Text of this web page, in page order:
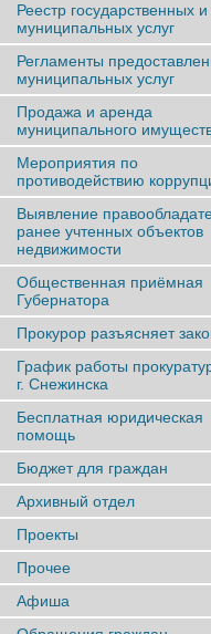
Реестр государственных и
муниципальных услуг
Регламенты
муниципальных услуг
Продажа и аренда
муниципального
Мероприятия по
противодействию
Выявление
ранее учтенныx объектов
недвижимости
Общественная приёмная
Губернатора
Прокурор разъясняет
График работы
г. Снежинска
Бесплатная юридическая
помощь
Бюджет для граждан
Архивный отдел
Проекты
Прочее
Афиша